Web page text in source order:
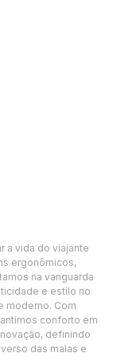
a vida do viajante
ergonômicos,
na vanguarda
e estilo no
moderno. Com
conforto em
definindo
das malas e